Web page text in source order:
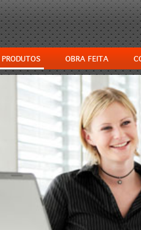
PRODUTOS OBRA FEITA